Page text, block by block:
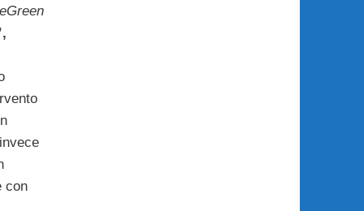
con